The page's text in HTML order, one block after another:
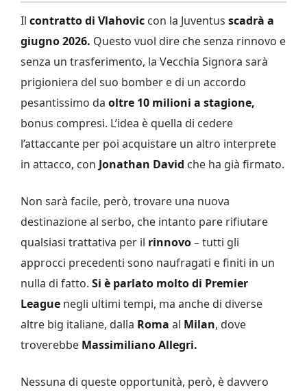
Il contratto di Vlahovic con la Juventus scadrà a
giugno 2026. Questo vuol dire che senza rinnovo e
senza un trasferimento, la Vecchia Signora sarà
prigioniera del suo bomber e di un accordo
pesantissimo da oltre 10 milioni a stagione,
bonus compresi. L’idea è quella di cedere
l’attaccante per poi acquistare un altro interprete
in attacco, con Jonathan David che ha già firmato.
Non sarà facile, però, trovare una nuova
destinazione al serbo, che intanto pare rifiutare
qualsiasi trattativa per il rinnovo– tutti gli
approcci precedenti sono naufragati e finiti in un
nulla di fatto. Si è parlato molto di Premier
League negli ultimi tempi, ma anche di diverse
altre big italiane, dalla Roma al Milan, dove
troverebbe Massimiliano Allegri.
Nessuna di queste opportunità, però, è davvero